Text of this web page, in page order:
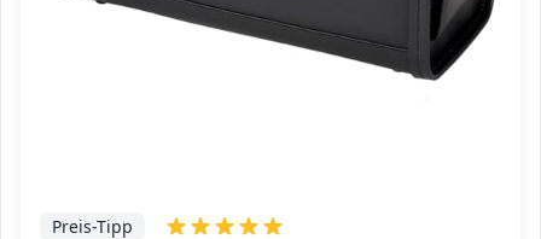
Preis-Tipp